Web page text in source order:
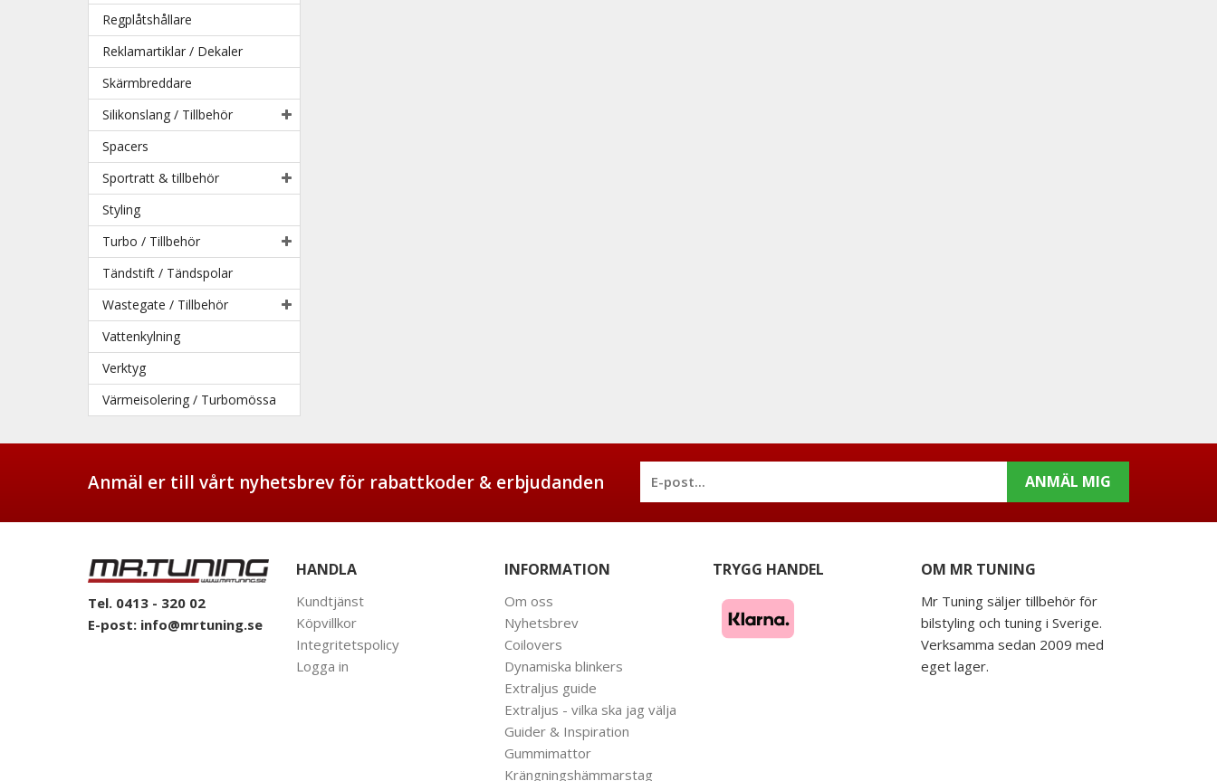
Regplåtshållare
Reklamartiklar / Dekaler
Skärmbreddare
Silikonslang / Tillbehör
Spacers
Sportratt & tillbehör
Styling
Turbo / Tillbehör
Tändstift / Tändspolar
Wastegate / Tillbehör
Vattenkylning
Verktyg
Värmeisolering / Turbomössa
Anmäl er till vårt nyhetsbrev för rabattkoder & erbjudanden ANMÄL MIG
Tel. 0413 - 320 02
E-post: info@mrtuning.se
HANDLA
Kundtjänst
Köpvillkor
Integritetspolicy
Logga in
INFORMATION
Om oss
Nyhetsbrev
Coilovers
Dynamiska blinkers
Extraljus guide
Extraljus - vilka ska jag välja
Guider & Inspiration
Gummimattor
Krängningshämmarstag
TRYGG HANDEL OM MR TUNING
Mr Tuning säljer tillbehör för
bilstyling och tuning i Sverige.
Verksamma sedan 2009 med
eget lager.